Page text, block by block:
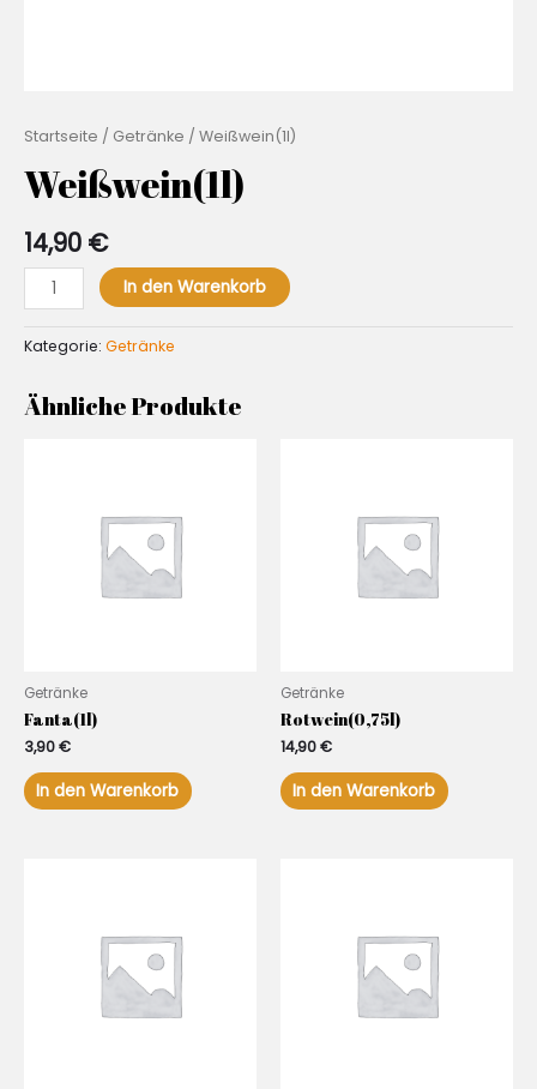
Startseite / Getränke / Weißwein(1l)
Weißwein(1l)
14,90 €
Weißwein(1l)
Menge
In den Warenkorb
Kategorie: Getränke
Ähnliche Produkte
Getränke
Fanta(1l)
3,90€
In den Warenkorb
Getränke
Rotwein(0,75l)
14,90€
In den Warenkorb